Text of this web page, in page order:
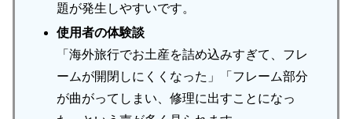
題が発生しやすいです。
使用者の体験談
「海外旅行でお土産を詰め込みすぎて、フレ
ームが開閉しにくくなった」「フレーム部分
が曲がってしまい、修理に出すことになっ